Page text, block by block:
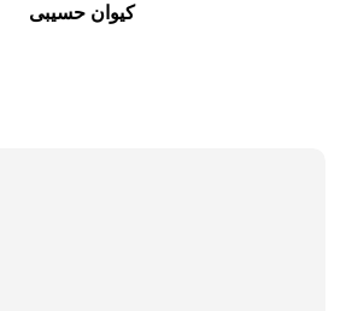
کیوان حسیبی